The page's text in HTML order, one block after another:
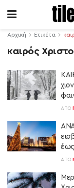
Αρχική Ετικέτα
καιρός
ΑΠΌ
ΑΠΌ